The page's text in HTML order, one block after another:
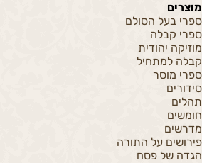
מוצרים
ספרי בעל הסולם
ספרי קבלה
מוזיקה יהודית
קבלה למתחיל
ספרי מוסר
סידורים
תהלים
חומשים
מדרשים
פירושים על התורה
הגדה של פסח